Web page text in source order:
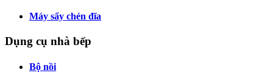
Máy sấy chén đĩa
Dụng cụ nhà bếp
Bộ nồi